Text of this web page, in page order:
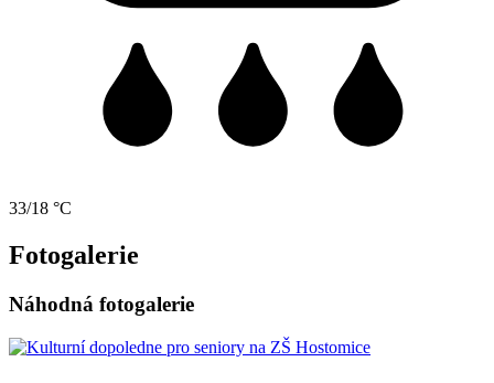
33/18 °C
Fotogalerie
Náhodná fotogalerie